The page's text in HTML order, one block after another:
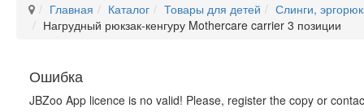
Главная
Каталог Товары для детей
Слинги,
Нагрудный рюкзак-кенгуру Mothercare carrier 3 позиции
Ошибка
JBZoo App licence is no valid! Please, register the copy or